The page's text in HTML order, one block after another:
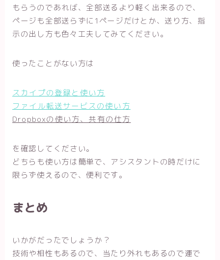
もらうのであれば、全部送るより軽く出来るので、
ページも全部送らずに1ページだけとか、送り方、指
示の出し方も色々工夫してみてください。
使ったことがない方は
スカイプの登録と使い方
ファイル転送サービスの使い方
Dropboxの使い方、共有の仕方
を確認してください。
どちらも使い方は簡単で、アシスタントの時だけに
限らず使えるので、便利です。
まとめ
いかがだったでしょうか？
技術や相性もあるので、当たり外れもあるので運で